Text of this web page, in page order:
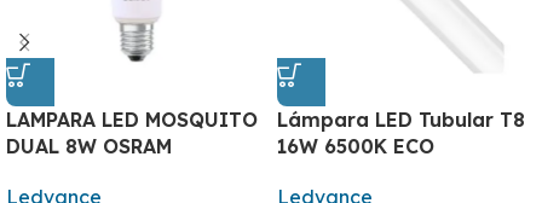
LAMPARA LED MOSQUITO
DUAL 8W OSRAM
Ledvance
Lámpara LED Tubular T8
16W 6500K ECO
Ledvance